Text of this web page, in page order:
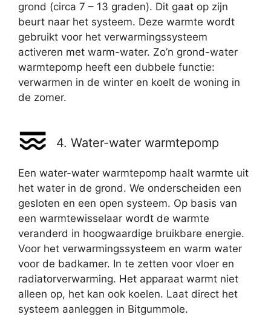
grond (circa 7 – 13 graden). Dit gaat op zijn
beurt naar het systeem. Deze warmte wordt
gebruikt voor het verwarmingssysteem
activeren met warm-water. Zo’n grond-water
warmtepomp heeft een dubbele functie:
verwarmen in de winter en koelt de woning in
de zomer.
4. Water-water warmtepomp
Een water-water warmtepomp haalt warmte uit
het water in de grond. We onderscheiden een
gesloten en een open systeem. Op basis van
een warmtewisselaar wordt de warmte
veranderd in hoogwaardige bruikbare energie.
Voor het verwarmingssysteem en warm water
voor de badkamer. In te zetten voor vloer en
radiatorverwarming. Het apparaat warmt niet
alleen op, het kan ook koelen. Laat direct het
systeem aanleggen in Bitgummole.